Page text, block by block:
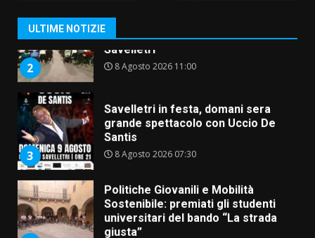
ULTIME NOTIZIE
2
3
Savelletri in festa, domani sera
8 Agosto 2026 07:30
4
Politiche Giovanili e Mobilità
Sostenibile: premiati gli studenti
giusta”
8 Agosto 2026 07:15
“I Contestatori: Musica di